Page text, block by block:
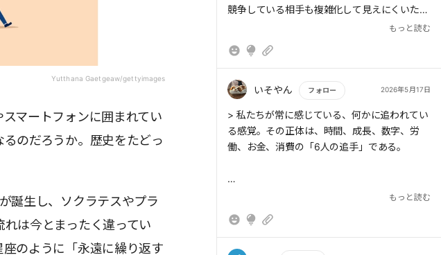
Yutthana Gaetgeaw/gettyimages
マートフォンに囲まれてい
のだろうか。歴史をたどっ
誕生し、ソクラテスやプラ
は今とまったく違ってい
のように「永遠に繰り返す
競争している相手も複雑化して見えにくいた
め、誰に追われているかも分からないまま、何
追うも追われるも自由参加。
しました。
もっと読む
いそやん フォロー 2026年5月17日
もっと読む
> 私たちが常に感じている、何かに追われてい
る感覚。その正体は、時間、成長、数字、労
働、お金、消費の「6人の追手」である。
なく、社会の仕組みそのものから生まれてい
もっと読む